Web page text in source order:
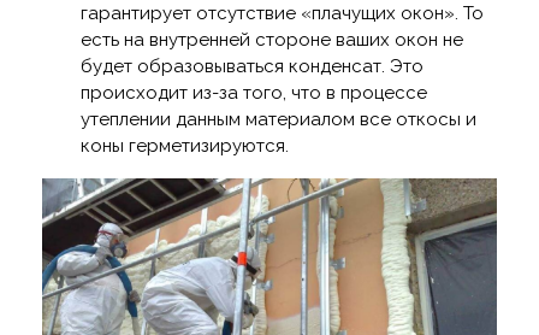
гарантирует отсутствие «плачущих окон». То
есть на внутренней стороне ваших окон не
будет образовываться конденсат. Это
происходит из-за того, что в процессе
утеплении данным материалом все откосы и
коны герметизируются.